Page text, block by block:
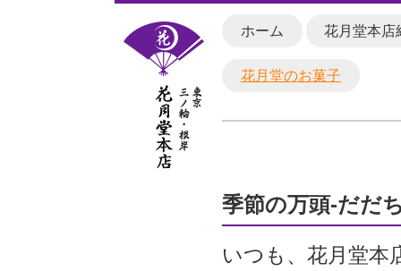
ホーム 花月堂本店
花月堂のお菓子
季節の万頭-だだ
いつも、花月堂本